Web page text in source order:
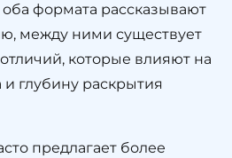
оба формата рассказывают
между ними существует
которые влияют на
глубину раскрытия
предлагает более